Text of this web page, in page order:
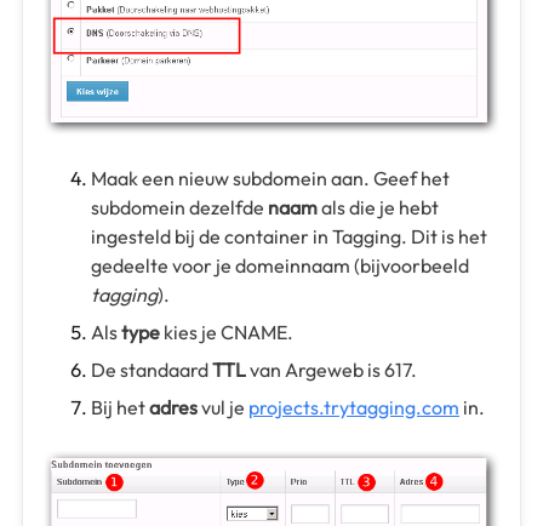
Maak een nieuw subdomein aan. Geef het
subdomein dezelfde naamals die je hebt
ingesteld bij de container in Tagging. Dit is het
gedeelte voor je domeinnaam (bijvoorbeeld
tagging).
Alstype kies je CNAME.
De standaardTTLvan Argeweb is 617.
Bij hetadresvul je projects.trytagging.com in.